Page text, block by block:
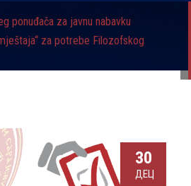
ponuđača za javnu nabavku
za potrebe Filozofskog
30
ДЕЦ